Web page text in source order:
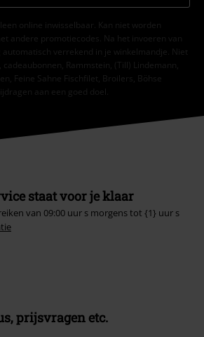
online inwisselbaar. Kan niet worden
andere promotiecodes. Na het invoeren van
automatisch verrekend in je winkelmandje. Niet
Rammstein, (Till) Lindemann,
Feine Sahne Fischfilet, Broilers, Böhse
aan een goed doel.
staat voor je klaar
van 09:00 uur s morgens tot {1} uur s
prijsvragen etc.